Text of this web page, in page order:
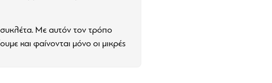
Με αυτόν τον τρόπο
και φαίνονται μόνο οι μικρές
πλαστικό ABS